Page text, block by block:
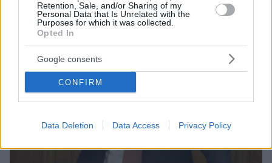
Retention, Sale, and/or Sharing of my
Personal Data that Is Unrelated with the
Purposes for which it was collected.
Opted In
Google consents
CONFIRM
Data Deletion Data Access Privacy Policy